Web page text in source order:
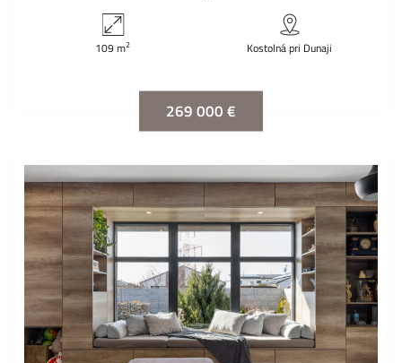
109 m2 Kostolná pri Dunaji
269 000 €